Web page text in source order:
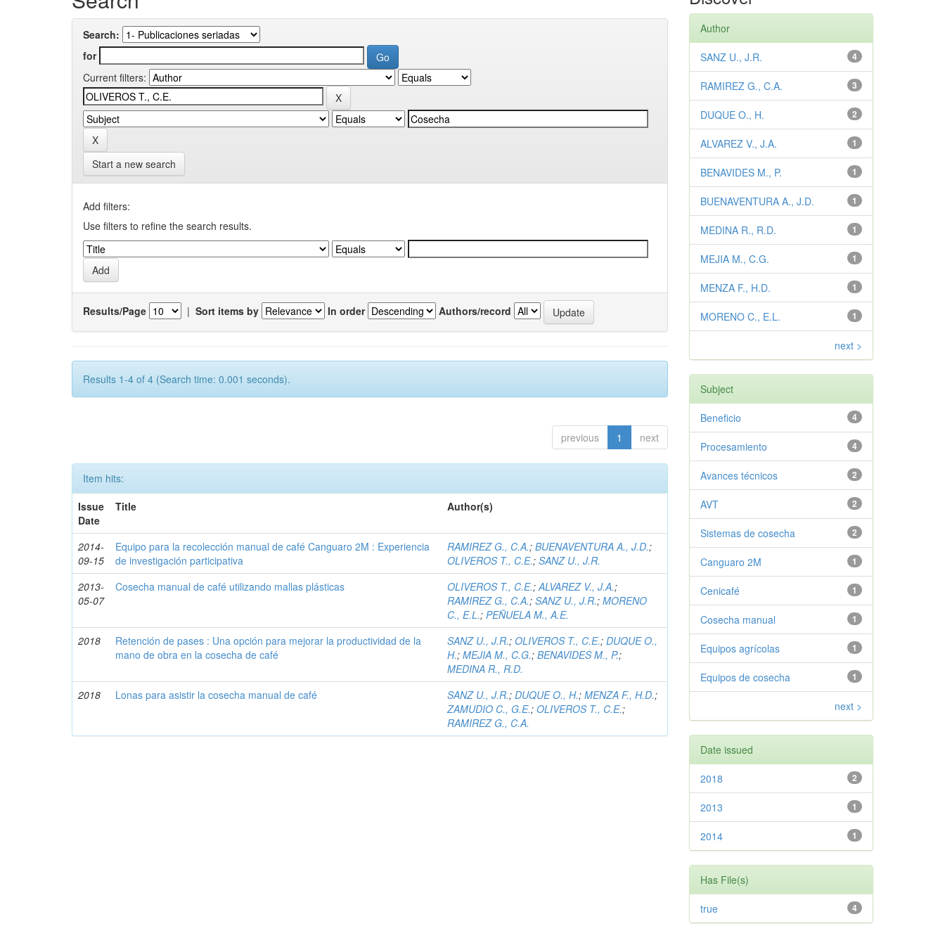
Search:
for
Current filters:
Start a new search
Add filters:
Use filters to refine the search results.
Results/Page | Sort items by In order Authors/record
Results 1-4 of 4 (Search time: 0.001 seconds).
previous 1 next
Item hits:
Issue
Date
Title Author(s)
2014-
09-15
Equipo para la recolección manual de café Canguaro 2M : Experiencia
de investigación participativa
RAMIREZ G., C.A.;BUENAVENTURA A., J.D.;
OLIVEROS T., C.E.;SANZ U., J.R.
2013-
05-07
Cosecha manual de café utilizando mallas plásticas OLIVEROS T., C.E.;ALVAREZ V., J.A.;
RAMIREZ G., C.A.;SANZ U., J.R.;MORENO
C., E.L.;PEÑUELA M., A.E.
2018
Retención de pases : Una opción para mejorar la productividad de la
mano de obra en la cosecha de café
SANZ U., J.R.;OLIVEROS T., C.E.;DUQUE O.,
H.;MEJIA M., C.G.;BENAVIDES M., P.;
MEDINA R., R.D.
2018
Lonas para asistir la cosecha manual de café SANZ U., J.R.;DUQUE O., H.;MENZA F., H.D.;
ZAMUDIO C., G.E.;OLIVEROS T., C.E.;
RAMIREZ G., C.A.
Author
4
SANZ U., J.R.
3
RAMIREZ G., C.A.
2
DUQUE O., H.
1
ALVAREZ V., J.A.
1
BENAVIDES M., P.
1
BUENAVENTURA A., J.D.
1
MEDINA R., R.D.
1
MEJIA M., C.G.
1
MENZA F., H.D.
1
MORENO C., E.L.
next >
Subject
4
Beneficio
4
Procesamiento
2
Avances técnicos
2
AVT
2
Sistemas de cosecha
1
Canguaro 2M
1
Cenicafé
1
Cosecha manual
1
Equipos agrícolas
1
Equipos de cosecha
next >
Date issued
2
2018
1
2013
1
2014
Has File(s)
4
true